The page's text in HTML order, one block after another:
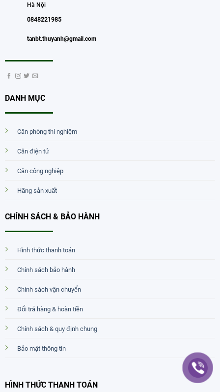
Hà Nội
0848221985
tanbt.thuyanh@gmail.com
DANH MỤC
Cân phòng thí nghiệm
Cân điện tử
Cân công nghiệp
Hãng sản xuất
CHÍNH SÁCH & BẢO HÀNH
Hình thức thanh toán
Chính sách bảo hành
Chính sách vận chuyển
Đổi trả hàng & hoàn tiền
Chính sách & quy định chung
Bảo mật thông tin
HÌNH THỨC THANH TOÁN